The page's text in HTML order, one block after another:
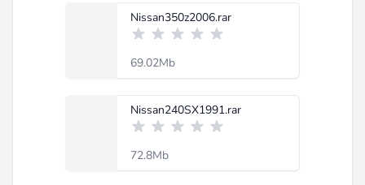
Nissan350z2006.rar
69.02Mb
Nissan240SX1991.rar
72.8Mb